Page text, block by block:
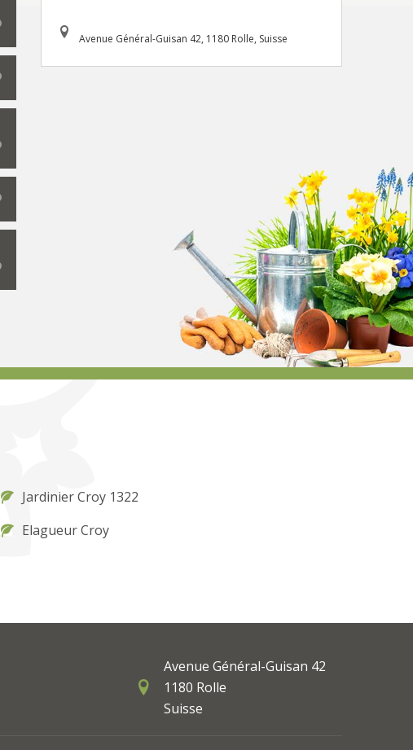
Avenue Général-Guisan 42, 1180 Rolle, Suisse
Jardinier Croy 1322
Elagueur Croy
Avenue Général-Guisan 42
1180 Rolle
Suisse